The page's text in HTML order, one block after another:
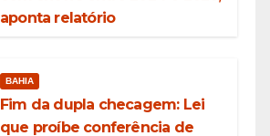
aponta relatório
BAHIA
Fim da dupla checagem: Lei
que proíbe conferência de